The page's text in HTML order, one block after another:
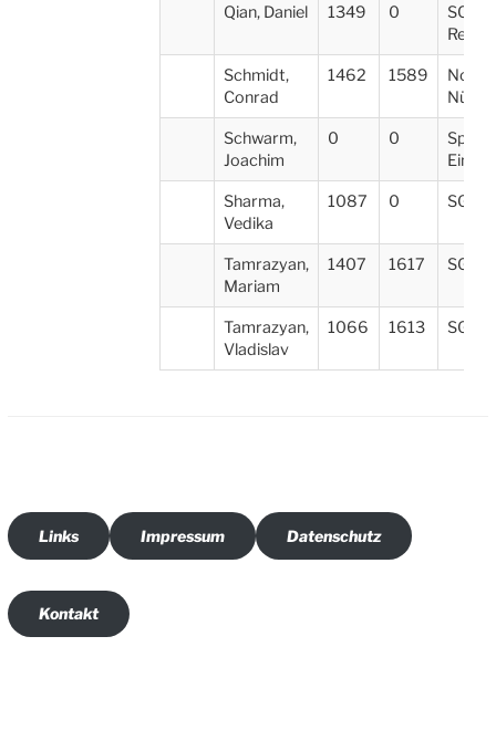
Qian, Daniel 1349 0
SC
Schmidt,
Conrad
1462 1589
Noris
Schwarm,
Joachim
0 0
Sharma,
Vedika
1087 0 SG
Tamrazyan,
Mariam
1407 1617 SG
Tamrazyan,
Vladislav
1066 1613 SG
Links Impressum Datenschutz
Kontakt